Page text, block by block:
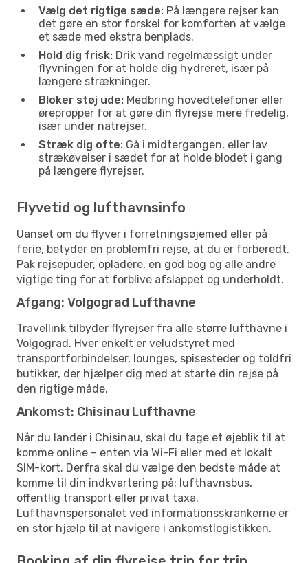
Vælg det rigtige sæde: På længere rejser kan
det gøre en stor forskel for komforten at vælge
et sæde med ekstra benplads.
Hold dig frisk: Drik vand regelmæssigt under
flyvningen for at holde dig hydreret, især på
længere strækninger.
Bloker støj ude: Medbring hovedtelefoner eller
ørepropper for at gøre din flyrejse mere fredelig,
især under natrejser.
Stræk dig ofte: Gå i midtergangen, eller lav
strækøvelser i sædet for at holde blodet i gang
på længere flyrejser.
Flyvetid og lufthavnsinfo
Uanset om du flyver i forretningsøjemed eller på
ferie, betyder en problemfri rejse, at du er forberedt.
Pak rejsepuder, opladere, en god bog og alle andre
vigtige ting for at forblive afslappet og underholdt.
Afgang: Volgograd Lufthavne
Travellink tilbyder flyrejser fra alle større lufthavne i
Volgograd. Hver enkelt er veludstyret med
transportforbindelser, lounges, spisesteder og toldfri
butikker, der hjælper dig med at starte din rejse på
den rigtige måde.
Ankomst: Chisinau Lufthavne
Når du lander i Chisinau, skal du tage et øjeblik til at
komme online – enten via Wi-Fi eller med et lokalt
SIM-kort. Derfra skal du vælge den bedste måde at
komme til din indkvartering på: lufthavnsbus,
offentlig transport eller privat taxa.
Lufthavnspersonalet ved informationsskrankerne er
en stor hjælp til at navigere i ankomstlogistikken.